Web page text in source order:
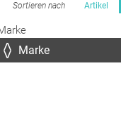
Sortieren nach Artikel